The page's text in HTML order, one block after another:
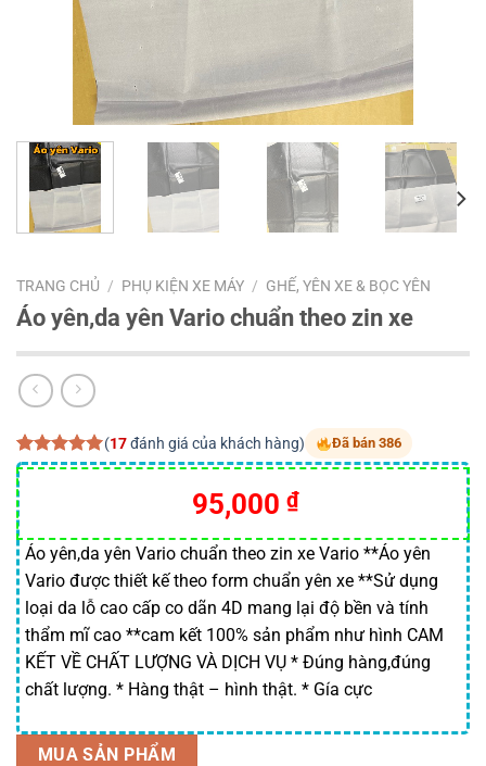
TRANG CHỦ / PHỤ KIỆN XE MÁY / GHẾ, YÊN XE & BỌC YÊN
Áo yên,da yên Vario chuẩn theo zin xe
5.00trên 5
dựa trên
17
đánh giá
(17đánh giá của khách hàng) Đã bán 386
95,000 ₫
Áo yên,da yên Vario chuẩn theo zin xe Vario **Áo yên
Vario được thiết kế theo form chuẩn yên xe **Sử dụng
loại da lỗ cao cấp co dãn 4D mang lại độ bền và tính
thẩm mĩ cao **cam kết 100% sản phẩm như hình CAM
KẾT VỀ CHẤT LƯỢNG VÀ DỊCH VỤ * Đúng hàng,đúng
chất lượng. * Hàng thật – hình thật. * Gía cực
MUA SẢN PHẨM